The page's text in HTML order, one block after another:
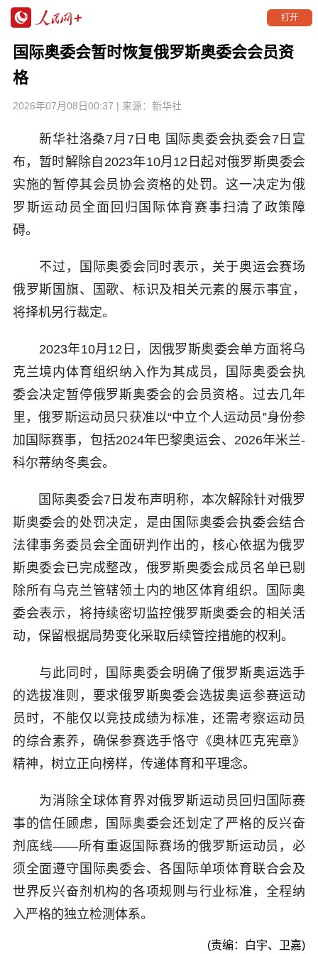
打开
国际奥委会暂时恢复俄罗斯奥委会会员资
格
2026年07月08日00:37 | 来源： 新华社
新华社洛桑7月7日电 国际奥委会执委会7日宣
布，暂时解除自2023年10月12日起对俄罗斯奥委会
实施的暂停其会员协会资格的处罚。这一决定为俄
罗斯运动员全面回归国际体育赛事扫清了政策障
碍。
不过，国际奥委会同时表示，关于奥运会赛场
俄罗斯国旗、国歌、标识及相关元素的展示事宜，
将择机另行裁定。
2023年10月12日，因俄罗斯奥委会单方面将乌
克兰境内体育组织纳入作为其成员，国际奥委会执
委会决定暂停俄罗斯奥委会的会员资格。过去几年
里，俄罗斯运动员只获准以“中立个人运动员”身份参
加国际赛事，包括2024年巴黎奥运会、2026年米兰-
科尔蒂纳冬奥会。
国际奥委会7日发布声明称，本次解除针对俄罗
斯奥委会的处罚决定，是由国际奥委会执委会结合
法律事务委员会全面研判作出的，核心依据为俄罗
斯奥委会已完成整改，俄罗斯奥委会成员名单已剔
除所有乌克兰管辖领土内的地区体育组织。国际奥
委会表示，将持续密切监控俄罗斯奥委会的相关活
动，保留根据局势变化采取后续管控措施的权利。
与此同时，国际奥委会明确了俄罗斯奥运选手
的选拔准则，要求俄罗斯奥委会选拔奥运参赛运动
员时，不能仅以竞技成绩为标准，还需考察运动员
的综合素养，确保参赛选手恪守《奥林匹克宪章》
精神，树立正向榜样，传递体育和平理念。
为消除全球体育界对俄罗斯运动员回归国际赛
事的信任顾虑，国际奥委会还划定了严格的反兴奋
剂底线——所有重返国际赛场的俄罗斯运动员，必
须全面遵守国际奥委会、各国际单项体育联合会及
世界反兴奋剂机构的各项规则与行业标准，全程纳
入严格的独立检测体系。
(责编：白宇、卫嘉)